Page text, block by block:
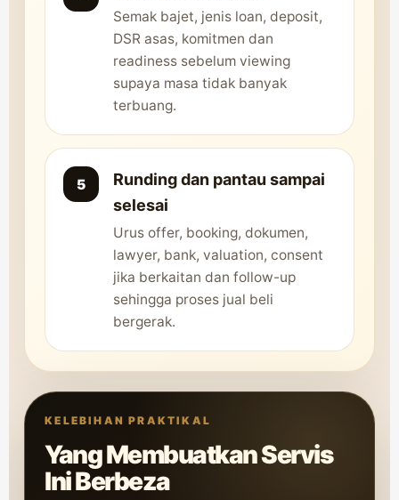
Semak bajet, jenis loan, deposit,
DSR asas, komitmen dan
readiness sebelum viewing
supaya masa tidak banyak
terbuang.
Runding dan pantau sampai
selesai
Urus offer, booking, dokumen,
lawyer, bank, valuation, consent
jika berkaitan dan follow-up
sehingga proses jual beli
bergerak.
KELEBIHAN PRAKTIKAL
Yang Membuatkan Servis
Ini Berbeza